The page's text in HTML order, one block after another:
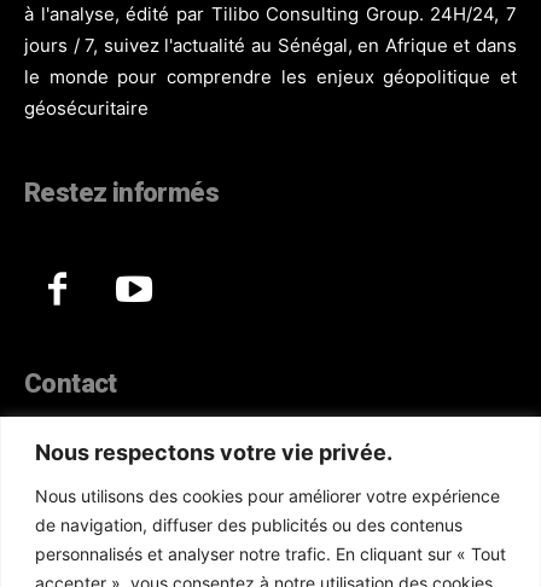
Nous respectons votre vie privée.
Nous utilisons des cookies pour améliorer votre expérience
de navigation, diffuser des publicités ou des contenus
personnalisés et analyser notre trafic. En cliquant sur « Tout
accepter », vous consentez à notre utilisation des cookies.
à l'analyse, édité par Tilibo Consulting Group. 24H/24, 7
jours / 7, suivez l'actualité au Sénégal, en Afrique et dans
le monde pour comprendre les enjeux géopolitique et
géosécuritaire
Restez informés
Contact
Téléphone :(+221) 70 330 86 87‬
WhatsApp : (+33) 6 52 17 85 46
E-mail : redaction@atlanticactu.com
E-mail : commercial@atlanticactu.com